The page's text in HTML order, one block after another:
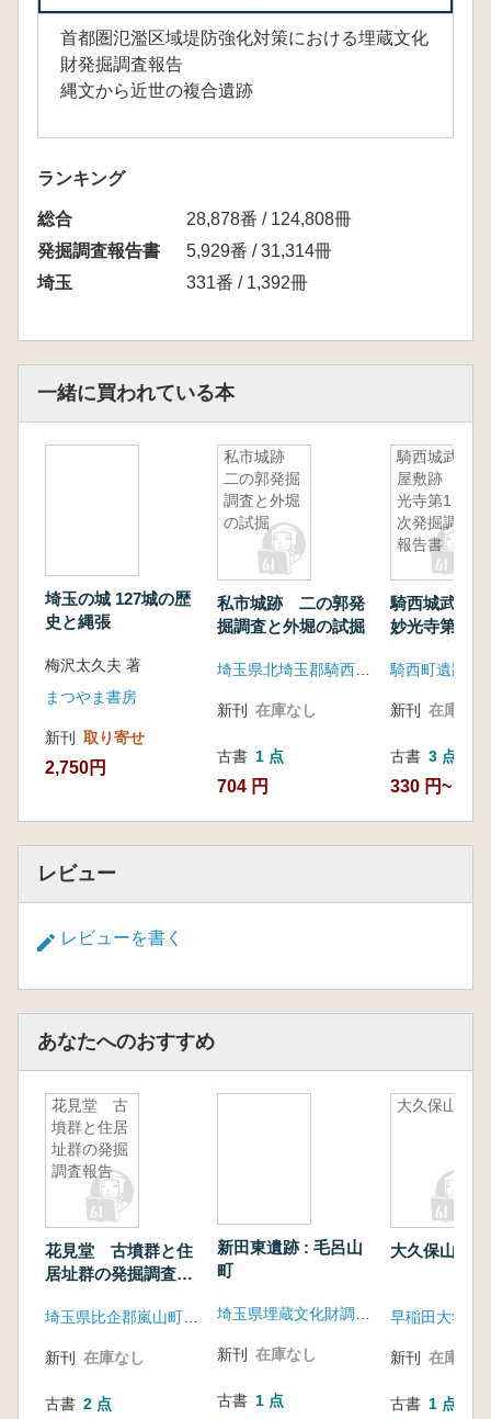
首都圏氾濫区域堤防強化対策における埋蔵文化
財発掘調査報告
縄文から近世の複合遺跡
ランキング
総合
28,878番 / 124,808冊
発掘調査報告書
5,929番 / 31,314冊
埼玉
331番 / 1,392冊
一緒に買われている本
埼玉の城 127城の歴
史と縄張
梅沢太久夫 著
まつやま書房
新刊 取り寄せ
2,750円
私市城跡
二の郭発掘
調査と外堀
の試掘
私市城跡 二の郭発
掘調査と外堀の試掘
新刊 在庫なし
古書 1 点
704 円
騎西城武家
屋敷跡 妙
光寺第1・2
次発掘調査
報告書
騎西城武家
妙光寺第1・
騎西町遺跡調
新刊 在庫なし
古書 3 点
330 円~
レビュー
レビューを書く
あなたへのおすすめ
花見堂 古
墳群と住居
址群の発掘
調査報告
花見堂 古墳群と住
居址群の発掘調査報
埼玉県比企郡嵐山町教育委員会
新刊 在庫なし
古書 2 点
新田東遺跡 : 毛呂山
町
新刊 在庫なし
古書 1 点
大久保山4
大久保山4
早稲田大学出
新刊 在庫なし
古書 1 点